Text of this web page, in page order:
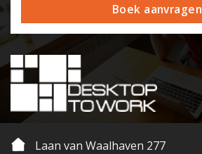
Boek aanvragen
Laan van Waalhaven 277